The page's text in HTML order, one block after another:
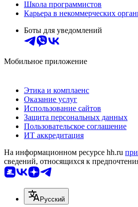
Школа программистов
Карьера в некоммерческих
Боты для уведомлений
Мобильное приложение
Этика и комплаенс
Оказание услуг
Использование сайтов
Защита персональных данных
Пользовательское соглашение
ИТ аккредитация
На информационном ресурсе hh.ru
сведений, относящихся к
Русский